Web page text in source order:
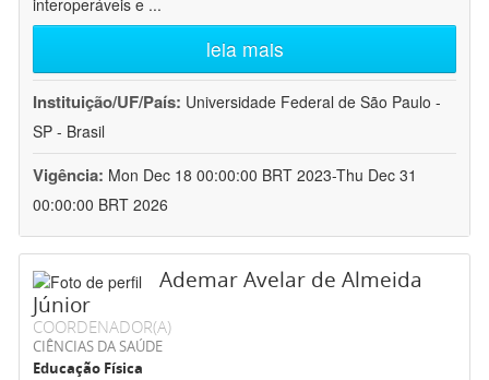
interoperáveis e ...
leia mais
Instituição/UF/País: Universidade Federal de São Paulo -
SP - Brasil
Vigência: Mon Dec 18 00:00:00 BRT 2023-Thu Dec 31
00:00:00 BRT 2026
Ademar Avelar de Almeida
Júnior
COORDENADOR(A)
CIÊNCIAS DA SAÚDE
Educação Física